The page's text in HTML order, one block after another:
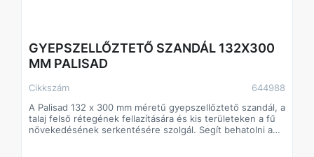
GYEPSZELLŐZTETŐ SZANDÁL 132X300
MM PALISAD
Cikkszám
644988
A Palisad 132 x 300 mm méretű gyepszellőztető szandál, a
talaj felső rétegének fellazítására és kis területeken a fű
növekedésének serkentésére szolgál. Segít behatolni a